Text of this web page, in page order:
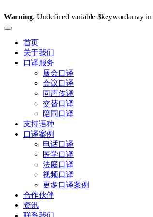
Warning: Undefined variable $keywordarray in
首页
关于我们
口译服务
展会口译
会议口译
同声传译
交替口译
陪同口译
支持语种
口译案例
电话口译
医学口译
法庭口译
视频口译
更多口译案例
合作伙伴
资讯
联系我们